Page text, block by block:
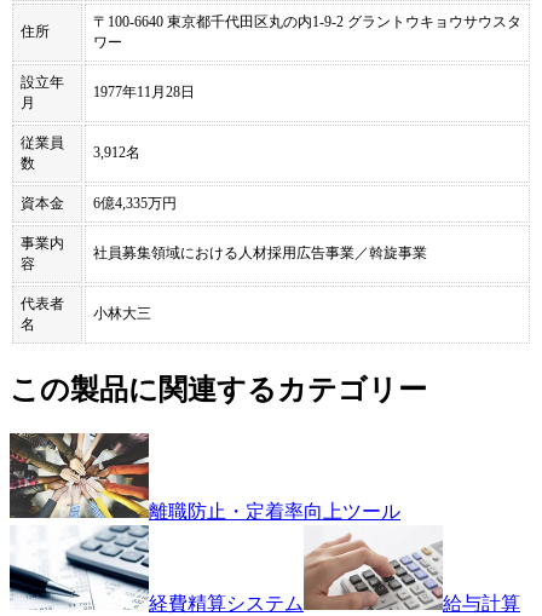
住所
〒100-6640 東京都千代田区丸の内1-9-2 グラントウキョウサウスタ
ワー
設立年
月
1977年11月28日
従業員
数
3,912名
資本金 6億4,335万円
事業内
容
社員募集領域における人材採用広告事業／斡旋事業
代表者
名
小林大三
この製品に関連するカテゴリー
離職防止・定着率向上ツール
経費精算システム
給与計算